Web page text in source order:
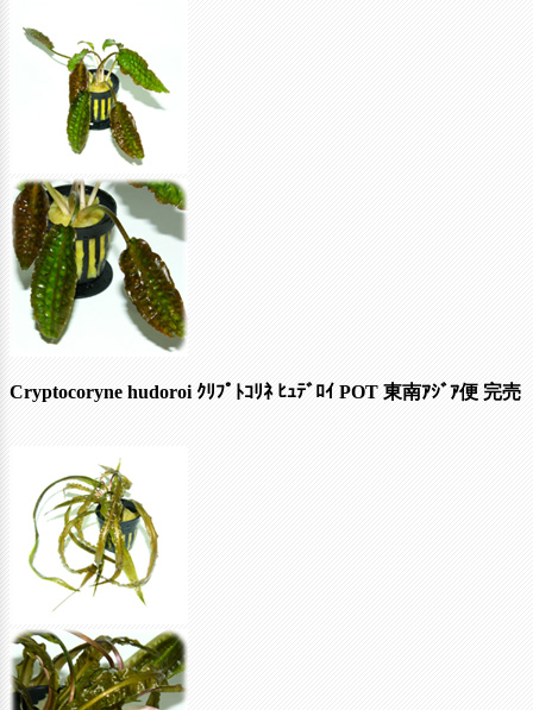
Cryptocoryne hudoroi ｸﾘﾌﾟﾄｺﾘﾈ ﾋｭﾃﾞﾛｲ POT 東南ｱｼﾞｱ便 完売